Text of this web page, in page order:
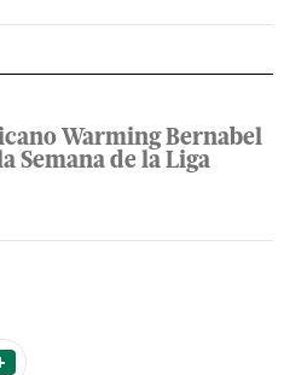
Warming Bernabel
Semana de la Liga